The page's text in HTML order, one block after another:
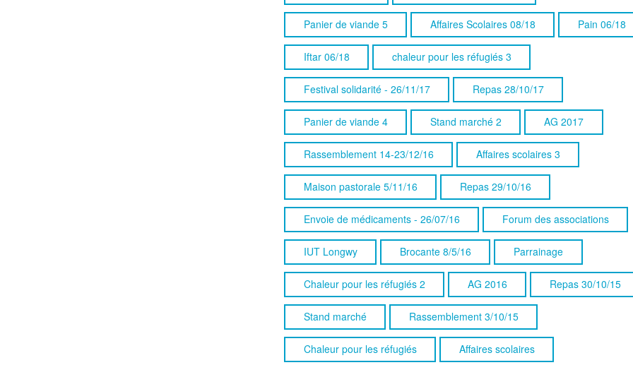
Panier de viande 5 Affaires Scolaires 08/18 Pain 06/18
Iftar 06/18 chaleur pour les réfugiés 3
Festival solidarité - 26/11/17 Repas 28/10/17
Panier de viande 4 Stand marché 2 AG 2017
Rassemblement 14-23/12/16 Affaires scolaires 3
Maison pastorale 5/11/16 Repas 29/10/16
Envoie de médicaments - 26/07/16 Forum des associations
IUT Longwy Brocante 8/5/16 Parrainage
Chaleur pour les réfugiés 2 AG 2016 Repas 30/10/15
Stand marché Rassemblement 3/10/15
Chaleur pour les réfugiés Affaires scolaires